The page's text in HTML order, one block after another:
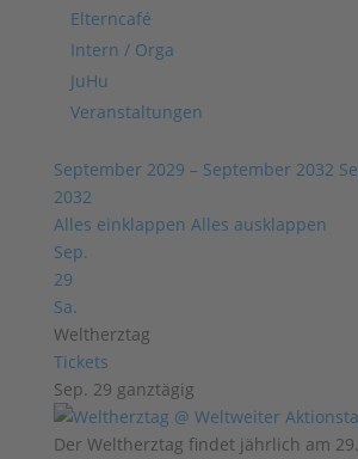
Elterncafé
Intern / Orga
JuHu
Veranstaltungen
September 2029 – September 2032
2032
Alles einklappen Alles ausklappen
Sep.
29
Sa.
Weltherztag
Tickets
Sep. 29 ganztägig
Der Weltherztag findet jährlich am